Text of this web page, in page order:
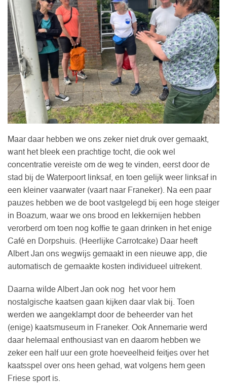
Maar daar hebben we ons zeker niet druk over gemaakt,
want het bleek een prachtige tocht, die ook wel
concentratie vereiste om de weg te vinden, eerst door de
stad bij de Waterpoort linksaf, en toen gelijk weer linksaf in
een kleiner vaarwater (vaart naar Franeker). Na een paar
pauzes hebben we de boot vastgelegd bij een hoge steiger
in Boazum, waar we ons brood en lekkernijen hebben
verorberd om toen nog koffie te gaan drinken in het enige
Café en Dorpshuis. (Heerlijke Carrotcake) Daar heeft
Albert Jan ons wegwijs gemaakt in een nieuwe app, die
automatisch de gemaakte kosten individueel uitrekent.
Daarna wilde Albert Jan ook nog het voor hem
nostalgische kaatsen gaan kijken daar vlak bij. Toen
werden we aangeklampt door de beheerder van het
(enige) kaatsmuseum in Franeker. Ook Annemarie werd
daar helemaal enthousiast van en daarom hebben we
zeker een half uur een grote hoeveelheid feitjes over het
kaatsspel over ons heen gehad, wat volgens hem geen
Friese sport is.